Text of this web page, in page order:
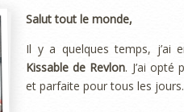
Salut tout le monde,
Il y a quelques temps, j’ai
Kissable de Revlon. J’ai opté
et parfaite pour tous les jours.